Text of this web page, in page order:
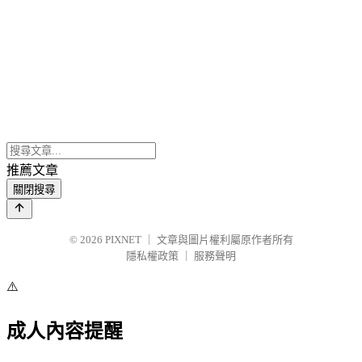
推薦文章
關閉搜尋
© 2026 PIXNET
文章與圖片權利屬原作者所有
隱私權政策
服務聲明
⚠️
成人內容提醒